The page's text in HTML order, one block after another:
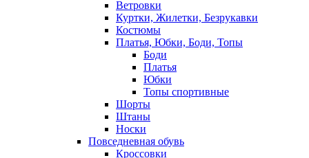
Ветровки
Куртки, Жилетки, Безрукавки
Костюмы
Платья, Юбки, Боди, Топы
Боди
Платья
Юбки
Топы спортивные
Шорты
Штаны
Носки
Повседневная обувь
Кроссовки